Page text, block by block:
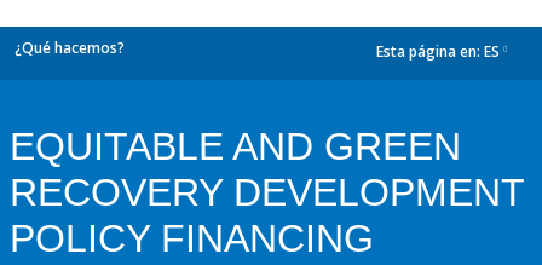
¿Qué hacemos? Esta página en: ES
EQUITABLE AND GREEN
RECOVERY DEVELOPMENT
POLICY FINANCING